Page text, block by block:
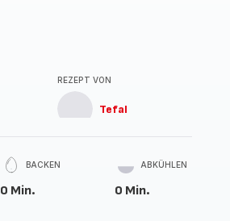
REZEPT VON
Tefal
BACKEN
0 Min.
ABKÜHLEN
0 Min.